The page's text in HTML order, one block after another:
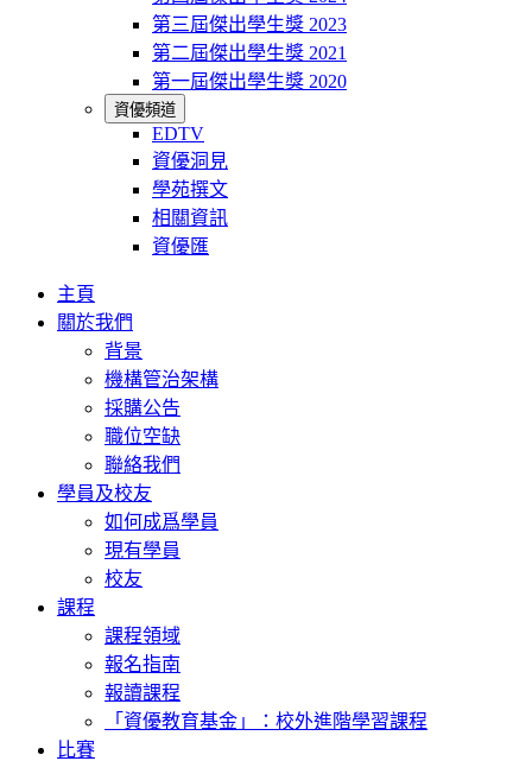
第三屆傑出學生獎 2023
第二屆傑出學生獎 2021
第一屆傑出學生獎 2020
資優頻道
EDTV
資優洞見
學苑撰文
相關資訊
資優匯
主頁
關於我們
背景
機構管治架構
採購公告
職位空缺
聯絡我們
學員及校友
如何成爲學員
現有學員
校友
課程
課程領域
報名指南
報讀課程
「資優教育基金」：校外進階學習課程
比賽